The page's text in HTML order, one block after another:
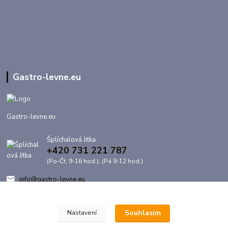
Gastro-levne.eu
Gastro-levne.eu
Šplíchalová Jitka
+420 731 221 787
(Po-Čt, 9-16 hod.), (Pá 9-12 hod.)
info@gastro-levne.eu
Nastavení Souhlasím